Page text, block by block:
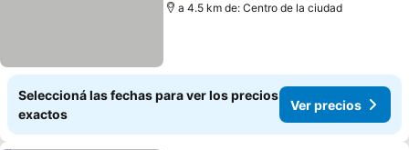
a 4.5 km de: Centro de la ciudad
Seleccioná las fechas para ver los precios
exactos
Ver precios